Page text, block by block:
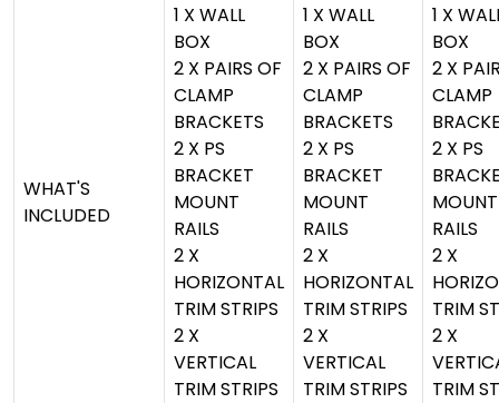
WHAT'S
INCLUDED
1 X WALL
BOX
2 X PAIRS OF
CLAMP
BRACKETS
2 X PS
BRACKET
MOUNT
RAILS
2 X
HORIZONTAL
TRIM STRIPS
2 X
VERTICAL
TRIM STRIPS
1 X WALL
BOX
2 X PAIRS OF
CLAMP
BRACKETS
2 X PS
BRACKET
MOUNT
RAILS
2 X
HORIZONTAL
TRIM STRIPS
2 X
VERTICAL
TRIM STRIPS
1 X
BOX
2 X
CLAMP
2 X PS
MOUNT
RAILS
2 X
TRIM
2 X
TRIM